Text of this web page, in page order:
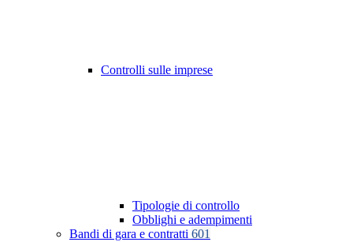
Controlli sulle imprese
Tipologie di controllo
Obblighi e adempimenti
Bandi di gara e contratti 601